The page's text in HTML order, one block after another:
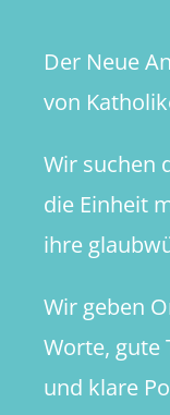
Der Neue
von
Wir suchen
die Einheit
ihre
Wir geben
Worte, gute
und klare